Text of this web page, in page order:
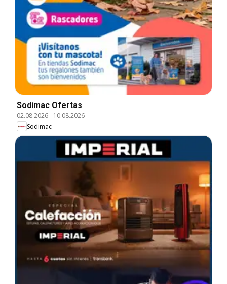
Sodimac Ofertas
02.08.2026- 10.08.2026
Sodimac